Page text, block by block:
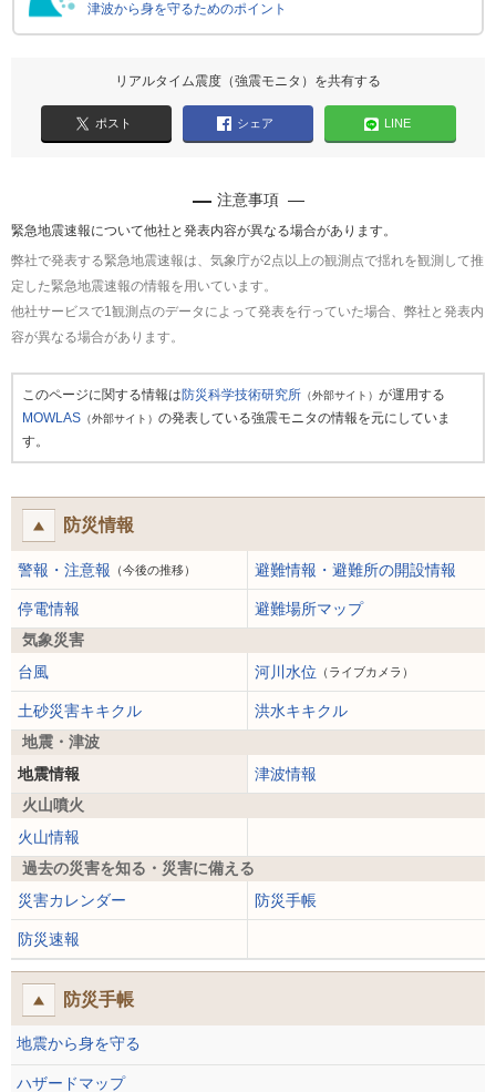
津波から身を守るためのポイント
リアルタイム震度（強震モニタ）を共有する
ポスト シェア LINE
注意事項
緊急地震速報について他社と発表内容が異なる場合があります。
弊社で発表する緊急地震速報は、気象庁が2点以上の観測点で揺れを観測して推
定した緊急地震速報の情報を用いています。
他社サービスで1観測点のデータによって発表を行っていた場合、弊社と発表内
容が異なる場合があります。
このページに関する情報は防災科学技術研究所 （外部サイト） が運用する
MOWLAS （外部サイト） の発表している強震モニタの情報を元にしていま
す。
防災情報
警報・注意報 （今後の推移） 避難情報・避難所の開設情報
停電情報
避難場所マップ
気象災害
台風
河川水位 （ライブカメラ）
土砂災害キキクル
洪水キキクル
地震・津波
地震情報
津波情報
火山噴火
火山情報
過去の災害を知る・災害に備える
災害カレンダー
防災手帳
防災速報
防災手帳
地震から身を守る
ハザードマップ